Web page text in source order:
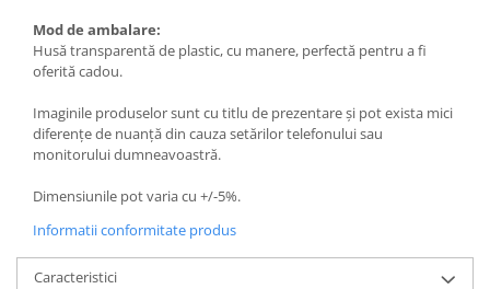
Mod de ambalare:
Husă transparentă de plastic, cu manere, perfectă pentru a fi
oferită cadou.
Imaginile produselor sunt cu titlu de prezentare și pot exista mici
diferențe de nuanță din cauza setărilor telefonului sau
monitorului dumneavoastră.
Dimensiunile pot varia cu +/-5%.
Informatii conformitate produs
Caracteristici